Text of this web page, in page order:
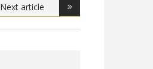
Next article